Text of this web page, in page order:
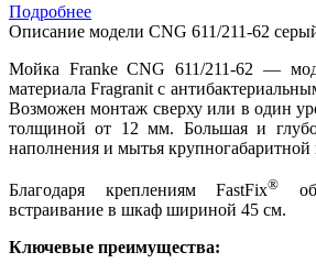
Подробнее
Описание модели CNG 611/211-62
Мойка Franke CNG 611/211-62 —
материала Fragranit с
Возможен монтаж сверху или в один
толщиной от 12 мм. Большая и
наполнения и мытья крупногабаритной
Благодаря креплениям FastFix®
встраивание в шкаф шириной 45 см.
Ключевые преимущества: